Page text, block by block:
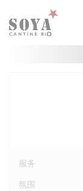
Cookie管理面板
服务
氛围